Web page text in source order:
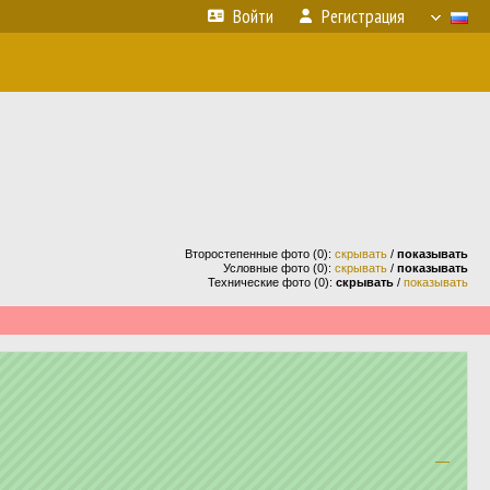
Войти Регистрация
Второстепенные фото (0): скрывать / показывать
Условные фото (0): скрывать / показывать
Технические фото (0): скрывать / показывать
—